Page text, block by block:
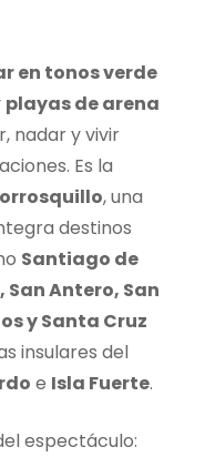
en tonos verde
playas de arena
nadar y vivir
Es la
, una
destinos
Santiago de
San Antero, San
y Santa Cruz
insulares del
e Isla Fuerte.
espectáculo: